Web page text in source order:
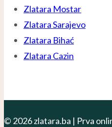
Zlatara Mostar
Zlatara Sarajevo
Zlatara Bihać
Zlatara Cazin
© 2026 zlatara.ba | Prva